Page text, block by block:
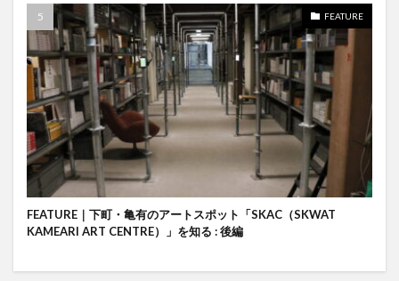
FEATURE
FEATURE｜下町・亀有のアートスポット「SKAC（SKWAT
KAMEARI ART CENTRE）」を知る : 後編